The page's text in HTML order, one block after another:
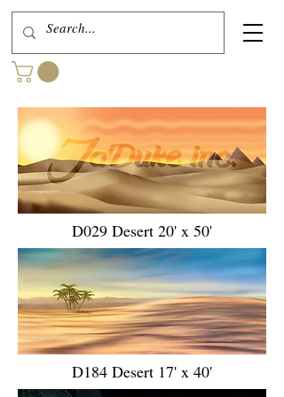
D029 Desert 20' x 50'
D184 Desert 17' x 40'